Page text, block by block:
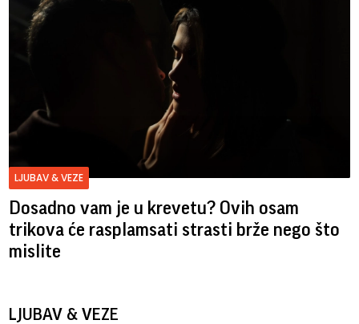
LJUBAV & VEZE
Dosadno vam je u krevetu? Ovih osam
trikova će rasplamsati strasti brže nego što
mislite
LJUBAV & VEZE